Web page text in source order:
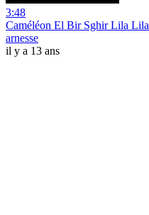
3:48
Caméléon El Bir Sghir Lila Lila
arnesse
il y a 13 ans